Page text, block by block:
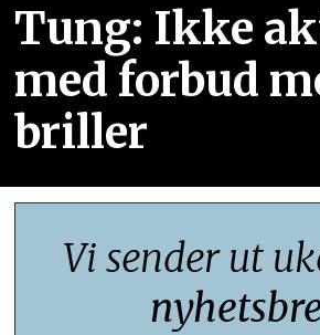
Tung: Ikke
med forbud
briller
Vi sender ut